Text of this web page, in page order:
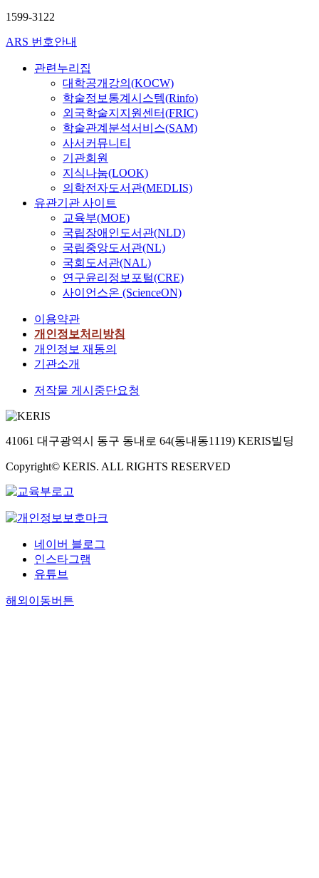
1599-3122
ARS 번호안내
관련누리집
대학공개강의(KOCW)
학술정보통계시스템(Rinfo)
외국학술지지원센터(FRIC)
학술관계분석서비스(SAM)
사서커뮤니티
기관회원
지식나눔(LOOK)
의학전자도서관(MEDLIS)
유관기관 사이트
교육부(MOE)
국립장애인도서관(NLD)
국립중앙도서관(NL)
국회도서관(NAL)
연구윤리정보포털(CRE)
사이언스온 (ScienceON)
이용약관
개인정보처리방침
개인정보 재동의
기관소개
저작물 게시중단요청
41061 대구광역시 동구 동내로 64(동내동1119) KERIS빌딩
Copyright© KERIS. ALL RIGHTS RESERVED
네이버 블로그
인스타그램
유튜브
해외이동버튼